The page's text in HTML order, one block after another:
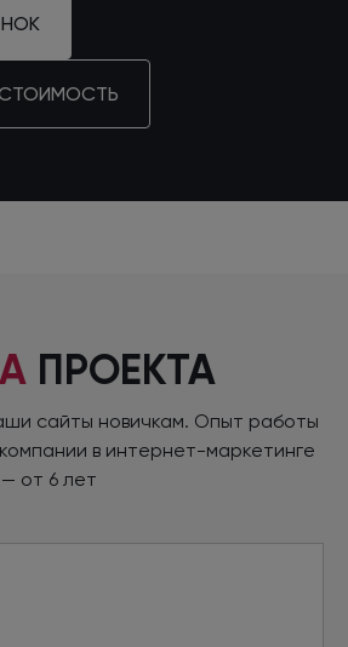
ПРОЕКТА
сайты новичкам. Опыт работы
в интернет-маркетинге
— от 6 лет